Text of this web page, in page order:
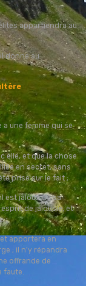
appartiendra au
donne au
a une femme qui se
elle, et que la chose
en secret, sans
prise sur le fait ;
est jaloux de sa
de jalousie, et
;
apportera en
; il n'y répandra
offrande de
faute.